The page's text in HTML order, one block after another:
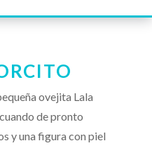
ovejita Lala
de pronto
y una figura con piel